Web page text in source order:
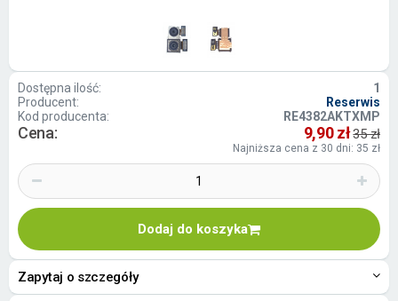
Dostępna ilość:
1
Producent:
Reserwis
Kod producenta:
RE4382AKTXMP
Cena: 9,90 zł35 zł
Najniższa cena z 30 dni: 35 zł
Dodaj do koszyka
Zapytaj o szczegóły